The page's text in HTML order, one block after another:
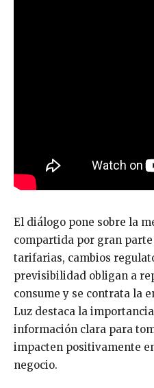
El diálogo pone sobre la
compartida por gran parte
tarifarias, cambios
previsibilidad obligan a
consume y se contrata la
Luz destaca la
información clara para
impacten positivamente
negocio.